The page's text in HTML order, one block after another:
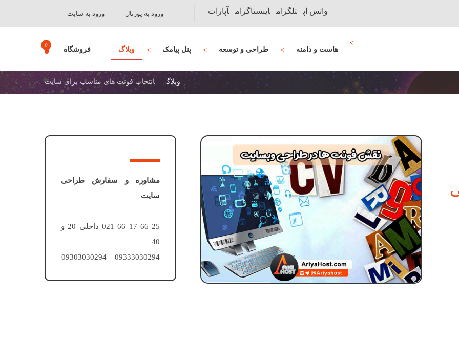
ورود به سایت ورود به پورتال واتس اپ تلگرام اینستاگرام آپارات
هاست و دامنه طراحی و توسعه پنل پیامک وبلاگ فروشگاه
وبلاگ انتخاب فونت های مناسب برای سایت
مشاوره و سفارش طراحی
سایت
25 66 17 66 021 داخلی 20 و
40
09333030294 – 09303030294